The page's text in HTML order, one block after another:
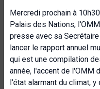
Mercredi prochain à
Palais des Nations,
presse avec sa
lancer le rapport annuel
qui est une compilation
année, l'accent de l'OMM
l'état alarmant du climat,